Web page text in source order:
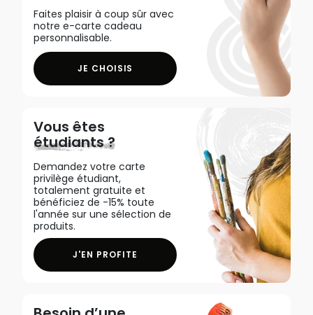
Faites plaisir à coup sûr avec
notre e-carte cadeau
personnalisable.
JE CHOISIS
Vous êtes
étudiants ?
Demandez votre carte
privilège étudiant,
totalement gratuite et
bénéficiez de -15% toute
l'année sur une sélection de
produits.
J'EN PROFITE